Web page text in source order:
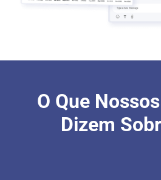
O Que
Dizem